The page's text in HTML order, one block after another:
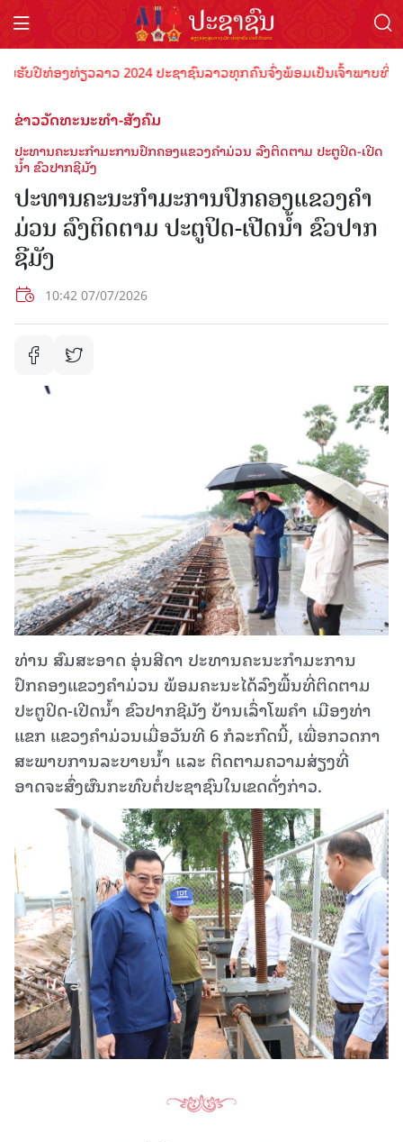
ທ່ອງທ່ຽວລາວ 2024 ປະຊາຊົນລາວທຸກຄົນຈົ່ງພ້ອມເປັນເຈົ້າພາບທີ່ດີ ຕ້
ຂ່າວວັດທະນະທຳ-ສັງຄົມ
ປະທານຄະນະກຳມະການປົກຄອງແຂວງຄໍາມ່ວນ ລົງຕິດຕາມ ປະຕູປິດ-ເປີດ
ນໍ້າ ຂົວປາກຊີມັງ
ປະທານຄະນະກຳມະການປົກຄອງແຂວງຄໍາ
ມ່ວນ ລົງຕິດຕາມ ປະຕູປິດ-ເປີດນໍ້າ ຂົວປາກ
ຊີມັງ
10:42 07/07/2026
ທ່ານ ສົມສະອາດ ອຸ່ນສີດາ ປະທານຄະນະກຳມະການ
ປົກຄອງແຂວງຄໍາມ່ວນ ພ້ອມຄະ​ນະໄດ້ລົງພື້ນທີ່ຕິດຕາມ
ປະຕູປິດ-ເປີດນໍ້າ ຂົວປາກຊີມັງ ບ້ານເລົ່າໂພຄໍາ ເມືອງທ່າ
ແຂກ ແຂວງຄໍາມ່ວນເມື່ອ​ວັນ​ທີ 6 ກໍ​ລະ​ກົດ​ນີ້, ເພື່ອກວດກາ
ສະພາບການລະບາຍນໍ້າ ແລະ ຕິດຕາມຄວາມສ່ຽງທີ່
ອາດຈະສົ່ງຜົນກະທົບຕໍ່ປະຊາຊົນໃນເຂດດັ່ງກ່າວ.